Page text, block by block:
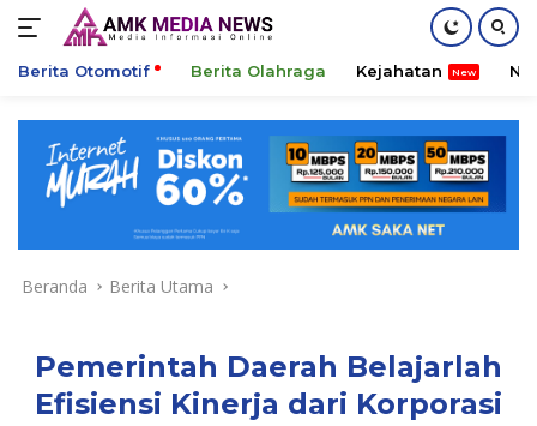
konten
Berita Otomotif Berita Olahraga Kejahatan
Beranda Berita Utama
Pemerintah Daerah Belajarlah
Efisiensi Kinerja dari Korporasi